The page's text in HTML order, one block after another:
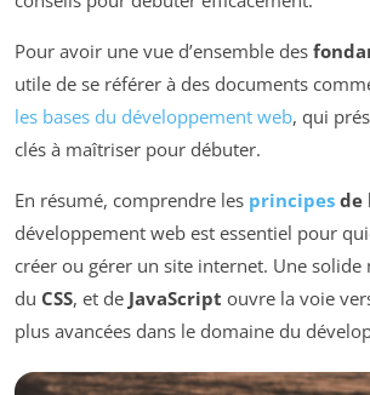
Pour avoir une vue d’ensemble des
utile de se référer à des documents
les bases du développement web, qui
clés à maîtriser pour débuter.
En résumé, comprendre les principes de
développement web est essentiel pour
créer ou gérer un site internet. Une solide
du CSS, et de JavaScript ouvre la voie
plus avancées dans le domaine du